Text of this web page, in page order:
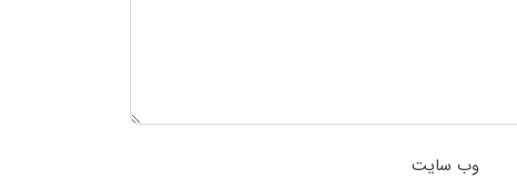
وب‌ سایت